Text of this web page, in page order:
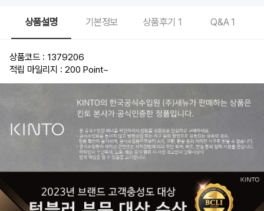
상품설명 기본정보 상품후기 1 Q&A1
상품코드 : 1379206
적립 마일리지 : 200 Point~